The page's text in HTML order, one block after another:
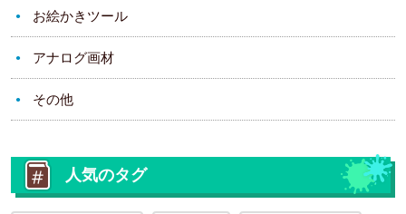
お絵かきツール
アナログ画材
その他
人気のタグ